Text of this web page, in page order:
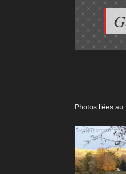
Photos liées au